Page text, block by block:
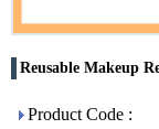
Reusable Makeup
Product Code :